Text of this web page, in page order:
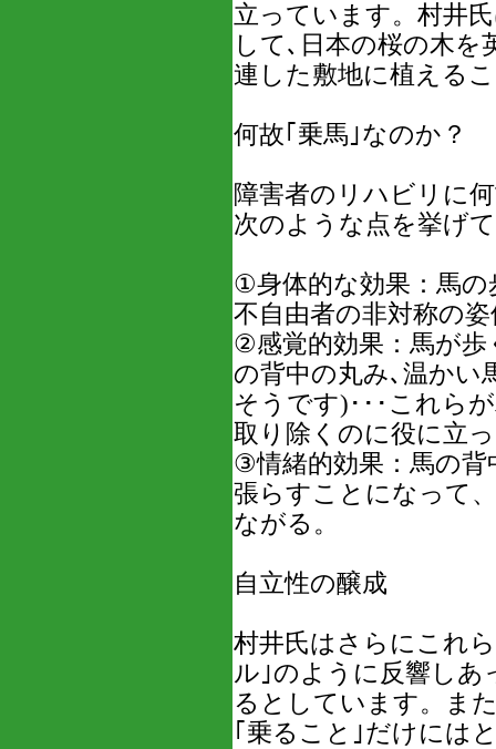
立っています。村井
して､日本の桜の木を
連した敷地に植える
何故｢乗馬｣なのか？
障害者のリハビリに
次のような点を挙げ
①身体的な効果：馬の
不自由者の非対称の
②感覚的効果：馬が歩
の背中の丸み､温かい
そうです)･･･これら
取り除くのに役に立
③情緒的効果：馬の背
張らすことになって
ながる。
自立性の醸成
村井氏はさらにこれ
ル｣のように反響しあ
るとしています。ま
｢乗ること｣だけには